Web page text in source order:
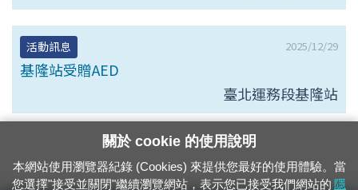
活動訊息 2025/12/29
基隆站受贈AED
臺北運務段基隆站
關於 cookie 的使用說明
本網站使用瀏覽器紀錄 (Cookies) 來提供您最好的使用體驗。當
您選擇"接受並關閉"繼續瀏覽網站，表示您已接受我們網站的 隱